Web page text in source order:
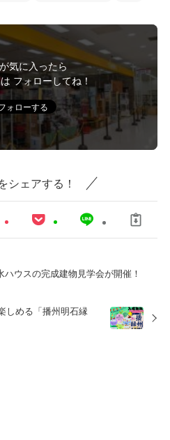
気に入ったら
フォローしてね！
シェアする！
ハウスの完成建物見学会が開催！
しめる「播州明石縁